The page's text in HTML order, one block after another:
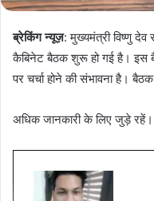
ब्रेकिंग न्यूज़: मुख्यमंत्री विष्णु देव
कैबिनेट बैठक शुरू हो गई है। इस
पर चर्चा होने की संभावना है।
अधिक जानकारी के लिए जुड़े रहें।